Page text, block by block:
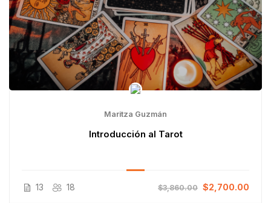
Maritza Guzmán
Introducción al Tarot
13 18 $3,860.00 $2,700.00